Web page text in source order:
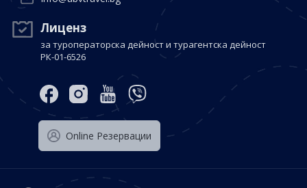
Лиценз
за туроператорска дейност и турагентска дейност
РК-01-6526
Оnline Резервации